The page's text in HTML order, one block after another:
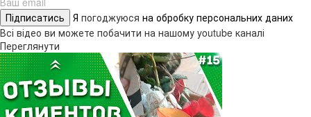
Підписатись Я погоджуюся на обробку персональних даних
Всі відео ви можете побачити на нашому youtube каналі
Переглянути